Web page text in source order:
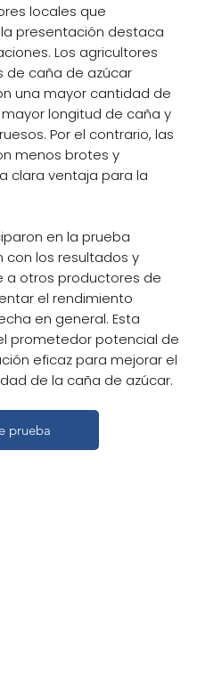
locales que
presentación destaca
Los agricultores
de caña de azúcar
una mayor cantidad de
longitud de caña y
Por el contrario, las
menos brotes y
clara ventaja para la
en la prueba
con los resultados y
a otros productores de
el rendimiento
en general. Esta
prometedor potencial de
eficaz para mejorar el
de la caña de azúcar.
prueba